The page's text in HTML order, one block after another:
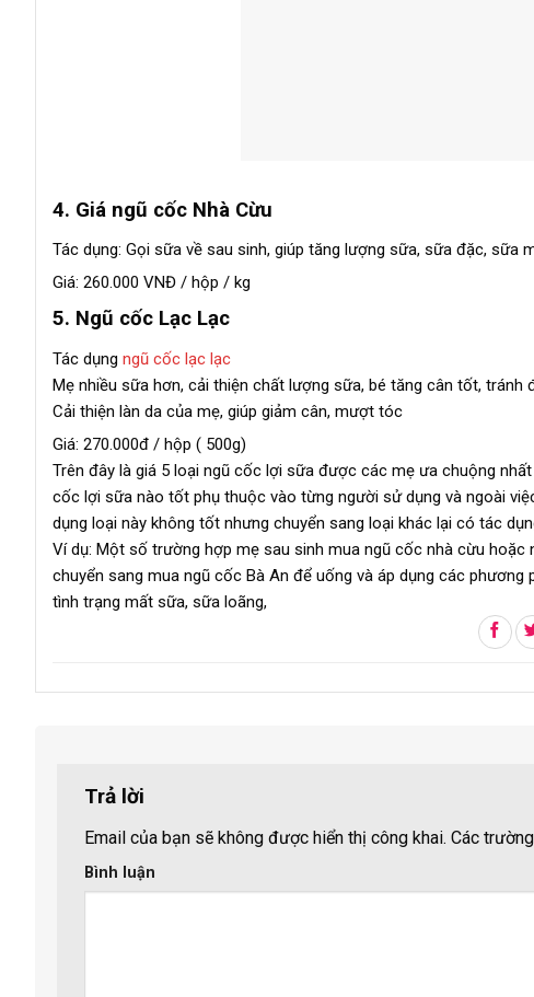
4. Giá ngũ cốc Nhà Cừu
Tác dụng: Gọi sữa về sau sinh, giúp tăng lượng sữa, sữa đặc, sữa
Giá: 260.000 VNĐ / hộp / kg
5. Ngũ cốc Lạc Lạc
Tác dụng ngũ cốc lạc lạc
Mẹ nhiều sữa hơn, cải thiện chất lượng sữa, bé tăng cân tốt, tránh
Cải thiện làn da của mẹ, giúp giảm cân, mượt tóc
Giá: 270.000đ / hộp ( 500g)
Trên đây là giá 5 loại ngũ cốc lợi sữa được các mẹ ưa chuộng
cốc lợi sữa nào tốt phụ thuộc vào từng người sử dụng và ngoài
dụng loại này không tốt nhưng chuyển sang loại khác lại có tác
Ví dụ: Một số trường hợp mẹ sau sinh mua ngũ cốc nhà cừu
chuyển sang mua ngũ cốc Bà An để uống và áp dụng các
tình trạng mất sữa, sữa loãng,
Trả lời
Email của bạn sẽ không được hiển thị công khai. Các
Bình luận